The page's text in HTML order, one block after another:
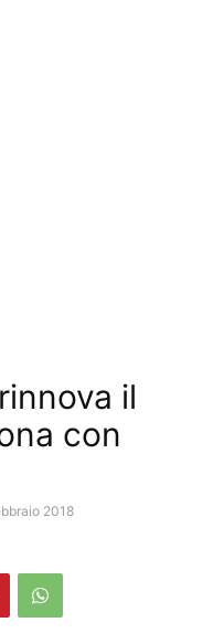
il
con
2018